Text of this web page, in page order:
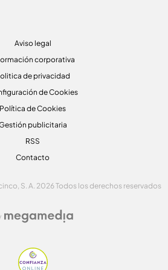
Aviso legal
corporativa
de privacidad
de Cookies
Política de Cookies
publicitaria
RSS
Contacto
S. A. 2026 Todos los derechos reservados